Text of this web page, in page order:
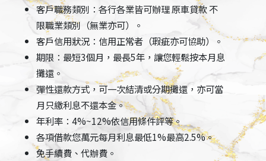
客戶職務類別：各行各業皆可辦理 原車貸款 不
限職業類別（無業亦可）。
客戶信用狀況：信用正常者（瑕疵亦可協助）。
期限：最短3個月，最長5年，讓您輕鬆按本月息
攤還。
彈性還款方式，可一次結清或分期攤還，亦可當
月只繳利息不還本金。
年利率：4%~12%依信用條件評等。
各項借款您萬元每月利息最低1%最高2.5%。
免手續費、代辦費。